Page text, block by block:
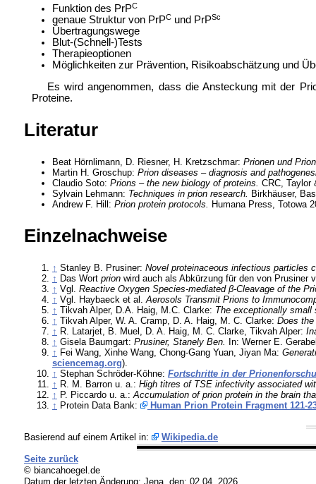
Funktion des PrPC
genaue Struktur von PrPCund PrPSc
Übertragungswege
Blut-(Schnell-)Tests
Therapieoptionen
Möglichkeiten zur Prävention, Risikoabschätzung und
Es wird angenommen, dass die Ansteckung mit der
Proteine.
Literatur
Beat Hörnlimann, D. Riesner, H. Kretzschmar: Prionen und
Martin H. Groschup: Prion diseases – diagnosis and
Claudio Soto: Prions – the new biology of proteins. CRC, Taylor
Sylvain Lehmann: Techniques in prion research.
Birkhäuser,
Andrew F. Hill: Prion protein protocols. Humana Press, Totowa
Einzelnachweise
↑ Stanley B. Prusiner: Novel proteinaceous infectious particles
↑ Das Wort prionwird auch als Abkürzung für den von Prusiner
↑ Vgl. Reactive Oxygen Species-mediated β-Cleavage of the
↑ Vgl. Haybaeck et al. Aerosols Transmit Prions to
↑ Tikvah Alper, D.A. Haig, M.C. Clarke: The exceptionally
↑ Tikvah Alper, W. A. Cramp, D. A. Haig, M. C. Clarke: Does
↑ R. Latarjet, B. Muel, D. A. Haig, M. C. Clarke, Tikvah Alper:
↑ Gisela Baumgart: Prusiner, Stanely Ben. In: Werner E.
↑ Fei Wang, Xinhe Wang, Chong-Gang Yuan, Jiyan Ma:
sciencemag.org).
↑ Stephan Schröder-Köhne: Fortschritte in der
↑ R. M. Barron u. a.: High titres of TSE infectivity associated
↑ P. Piccardo u. a.: Accumulation of prion protein in the brain
↑ Protein Data Bank: Human Prion Protein Fragment 121-
Basierend auf einem Artikel in: Wikipedia.de
Seite zurück
© biancahoegel.de
Datum der letzten Änderung: Jena, den: 02.04. 2026